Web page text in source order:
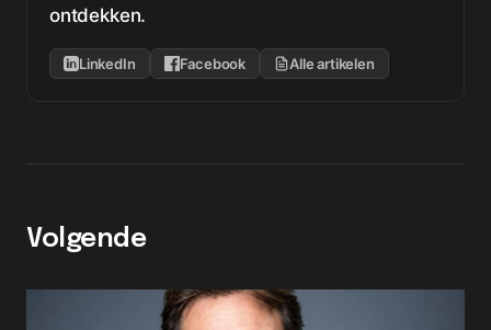
ontdekken.
LinkedIn Facebook Alle artikelen
Volgende